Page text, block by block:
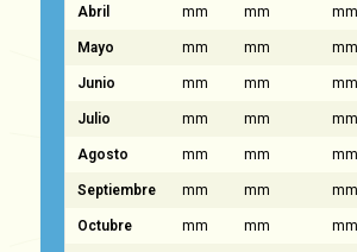
Abril mm mm mm
Mayo mm mm mm
Junio mm mm mm
Julio mm mm mm
Agosto mm mm mm
Septiembre mm mm mm
Octubre mm mm mm